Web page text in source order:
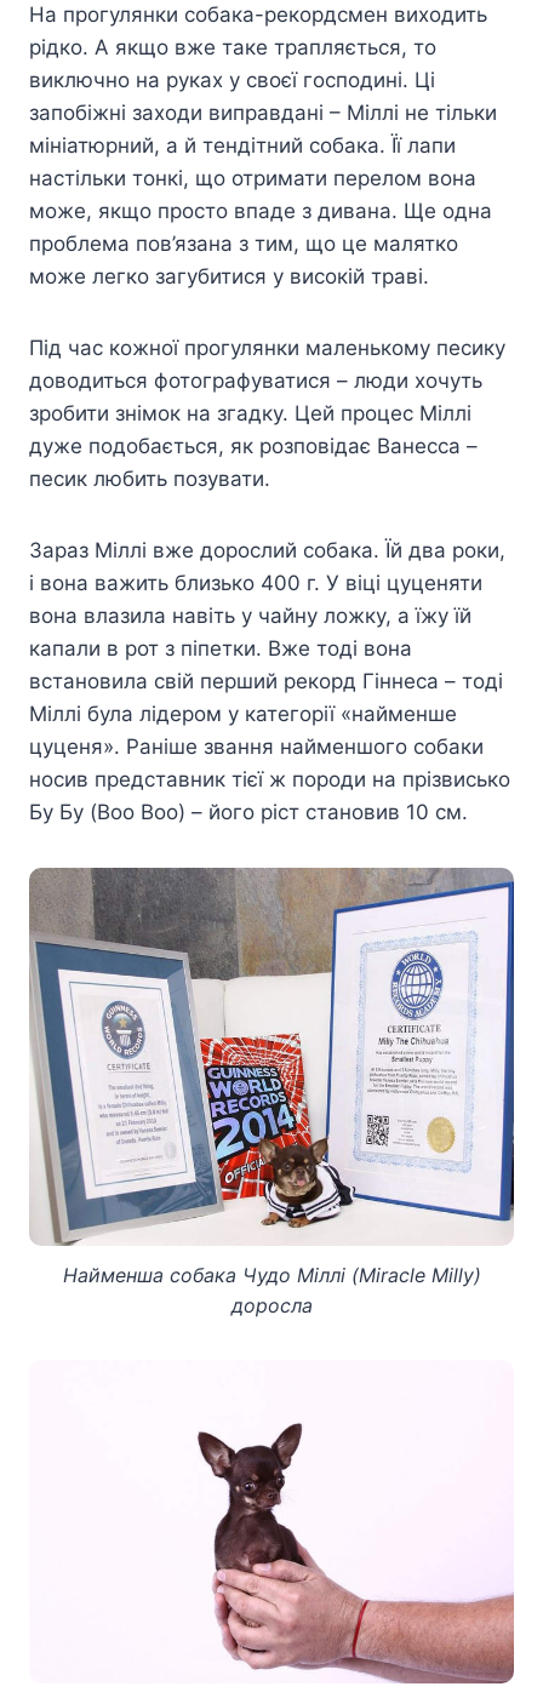
На прогулянки собака-рекордсмен виходить
рідко. А якщо вже таке трапляється, то
виключно на руках у своєї господині. Ці
запобіжні заходи виправдані – Міллі не тільки
мініатюрний, а й тендітний собака. Її лапи
настільки тонкі, що отримати перелом вона
може, якщо просто впаде з дивана. Ще одна
проблема пов’язана з тим, що це малятко
може легко загубитися у високій траві.
Під час кожної прогулянки маленькому песику
доводиться фотографуватися – люди хочуть
зробити знімок на згадку. Цей процес Міллі
дуже подобається, як розповідає Ванесса –
песик любить позувати.
Зараз Міллі вже дорослий собака. Їй два роки,
і вона важить близько 400 г. У віці цуценяти
вона влазила навіть у чайну ложку, а їжу їй
капали в рот з піпетки. Вже тоді вона
встановила свій перший рекорд Гіннеса – тоді
Міллі була лідером у категорії «найменше
цуценя». Раніше звання найменшого собаки
носив представник тієї ж породи на прізвисько
Бу Бу (Boo Boo) – його ріст становив 10 см.
Найменша собака Чудо Міллі (Miracle Milly)
доросла